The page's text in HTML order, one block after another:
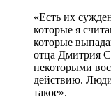
«Есть их
которые я
которые
отца Дмитрия
некоторыми
действию.
такое».